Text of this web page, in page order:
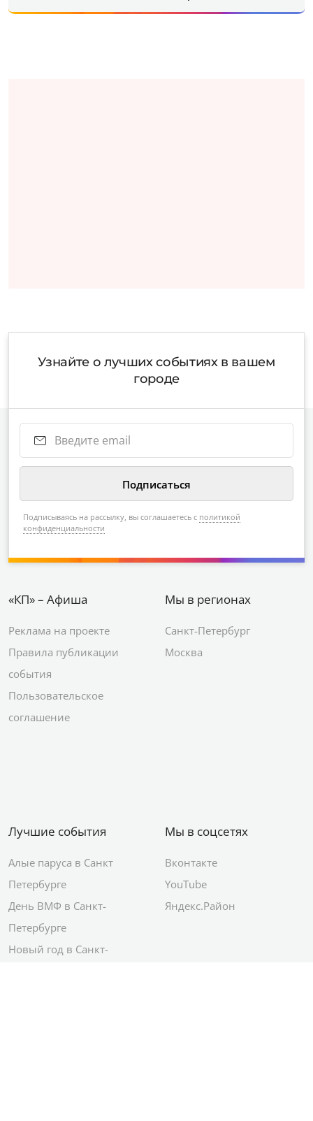
Узнайте о лучших событиях в вашем
городе
Подписываясь на рассылку, вы соглашаетесь с политикой
конфиденциальности
«КП» – Афиша
Реклама на проекте
Правила публикации
события
Пользовательское
соглашение
Мы в регионах
Санкт-Петербург
Москва
Лучшие события
Алые паруса в Санкт
Петербурге
День ВМФ в Санкт-
Петербурге
Новый год в Санкт-
Мы в соцсетях
Вконтакте
YouTube
Яндекс.Район